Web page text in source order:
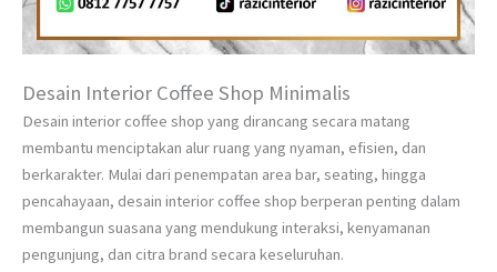
Desain Interior Coffee Shop Minimalis
Desain interior coffee shop yang dirancang secara matang
membantu menciptakan alur ruang yang nyaman, efisien, dan
berkarakter. Mulai dari penempatan area bar, seating, hingga
pencahayaan, desain interior coffee shop berperan penting dalam
membangun suasana yang mendukung interaksi, kenyamanan
pengunjung, dan citra brand secara keseluruhan.